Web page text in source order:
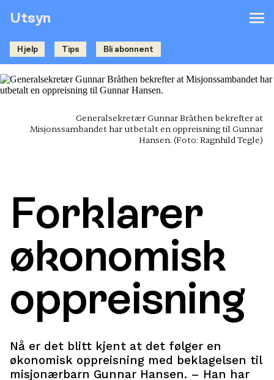
Utsyn
Hjelp Tips Bli abonnent
Generalsekretær Gunnar Bråthen bekrefter at
Misjonssambandet har utbetalt en oppreisning til Gunnar
Hansen. (Foto: Ragnhild Tegle)
Forklarer
økonomisk
oppreisning
Nå er det blitt kjent at det følger en
økonomisk oppreisning med beklagelsen til
misjonærbarn Gunnar Hansen. – Han har